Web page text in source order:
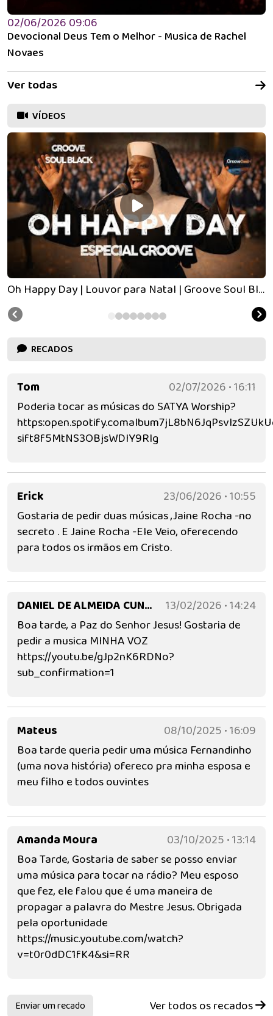
02/06/2026 09:06
Devocional Deus Tem o Melhor - Musica de Rachel
Novaes
Ver todas
VÍDEOS
Oh Happy Day | Louvor para Natal | Groove Soul Black
RECADOS
Tom
02/07/2026 • 16:11
Poderia tocar as músicas do SATYA Worship?
sift8f5MtNS3OBjsWDIY9Rlg
Erick
23/06/2026 • 10:55
Gostaria de pedir duas músicas ,Jaine Rocha -no
secreto . E Jaine Rocha -Ele Veio, oferecendo
para todos os irmãos em Cristo.
DANIEL DE ALMEIDA CUNHA
13/02/2026 • 14:24
Boa tarde, a Paz do Senhor Jesus! Gostaria de
pedir a musica MINHA VOZ
https://youtu.be/gJp2nK6RDNo?
sub_confirmation=1
Mateus
08/10/2025 • 16:09
Boa tarde queria pedir uma música Fernandinho
(uma nova história) ofereco pra minha esposa e
meu filho e todos ouvintes
Amanda Moura
03/10/2025 • 13:14
Boa Tarde, Gostaria de saber se posso enviar
uma música para tocar na rádio? Meu esposo
que fez, ele falou que é uma maneira de
propagar a palavra do Mestre Jesus. Obrigada
pela oportunidade
https://music.youtube.com/watch?
v=t0r0dDC1fK4&si=RR
Enviar um recado Ver todos os recados